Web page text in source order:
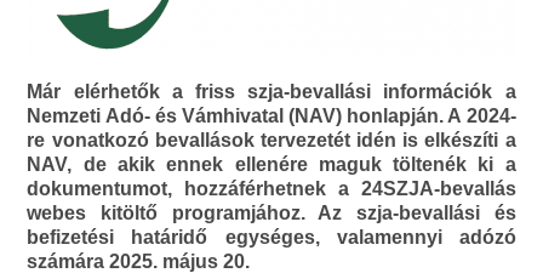
Már elérhetők a friss szja-bevallási információk a
Nemzeti Adó- és Vámhivatal (NAV) honlapján. A 2024-
re vonatkozó bevallások tervezetét idén is elkészíti a
NAV, de akik ennek ellenére maguk töltenék ki a
dokumentumot, hozzáférhetnek a 24SZJA-bevallás
webes kitöltő programjához. Az szja-bevallási és
befizetési határidő egységes, valamennyi adózó
számára 2025. május 20.